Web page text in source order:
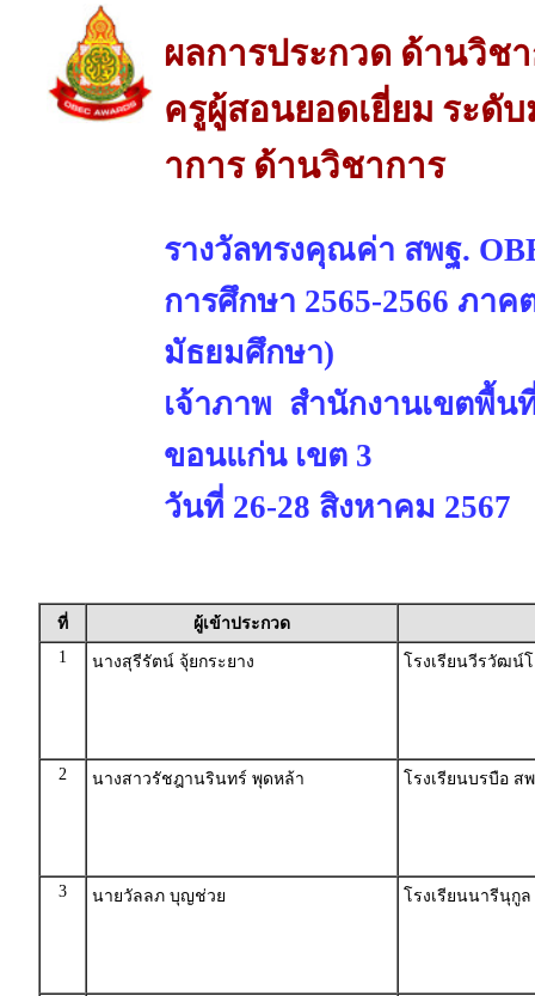
ผลการประกวด ด้านวิช
ครูผู้สอนยอดเยี่ยม ระ
าการ ด้านวิชาการ
รางวัลทรงคุณค่า สพฐ.
การศึกษา 2565-2566 ภาค
มัธยมศึกษา)
เจ้าภาพ สำนักงานเขตพื้น
ขอนแก่น เขต 3
วันที่ 26-28 สิงหาคม 2567
ที่
ผู้เข้าประกวด
1
นางสุรีรัตน์ จุ้ยกระยาง โรงเรียนวีรวัฒน์
2 นางสาวรัชฎานรินทร์ พุดหล้า โรงเรียนบรบือ ส
3 นายวัลลภ บุญช่วย โรงเรียนนารีนุกู